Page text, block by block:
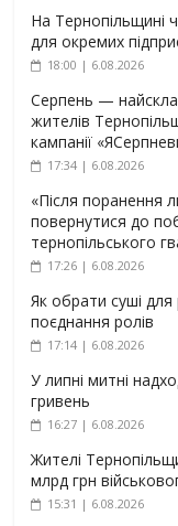
На Тернопільщині
для окремих
18:00 | 6.08.2026
Серпень —
жителів
кампанії
17:34 | 6.08.2026
«Після поранення
повернутися до
тернопільського
17:26 | 6.08.2026
Як обрати суші для
поєднання ролів
17:14 | 6.08.2026
У липні митні
гривень
16:27 | 6.08.2026
Жителі
млрд грн
15:31 | 6.08.2026